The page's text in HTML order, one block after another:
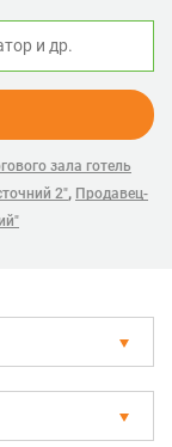
зала готель
2", Продавец-